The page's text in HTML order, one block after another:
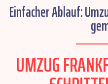
Einfacher Ablauf:
UMZUG